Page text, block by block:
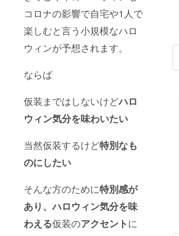
コロナの影響で自宅や1人で
楽しむと言う小規模なハロ
ウィンが予想されます。
ならば
仮装まではしないけどハロ
ウィン気分を味わいたい
当然仮装するけど特別なも
のにしたい
そんな方のために特別感が
あり、ハロウィン気分を味
わえる仮装のアクセントに